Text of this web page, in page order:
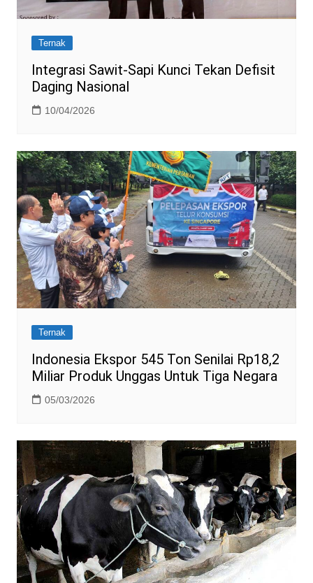
Ternak
Integrasi Sawit-Sapi Kunci Tekan Defisit
Daging Nasional
10/04/2026
Ternak
Indonesia Ekspor 545 Ton Senilai Rp18,2
Miliar Produk Unggas Untuk Tiga Negara
05/03/2026